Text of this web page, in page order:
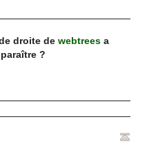
droite dewebtrees a
?